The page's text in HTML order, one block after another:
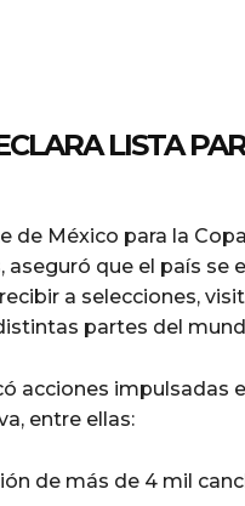
LISTA
de México para la
aseguró que el país se
a selecciones,
partes del
acciones impulsadas
entre ellas:
de más de 4 mil